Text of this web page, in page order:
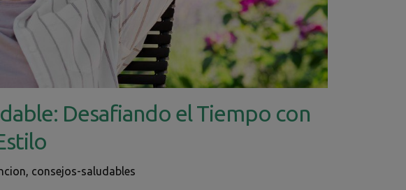
Desafiando el Tiempo con
, consejos-saludables